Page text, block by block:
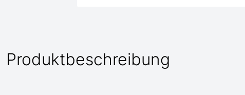
Produktbeschreibung